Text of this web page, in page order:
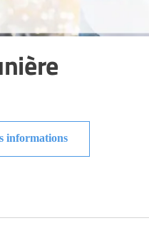
informations